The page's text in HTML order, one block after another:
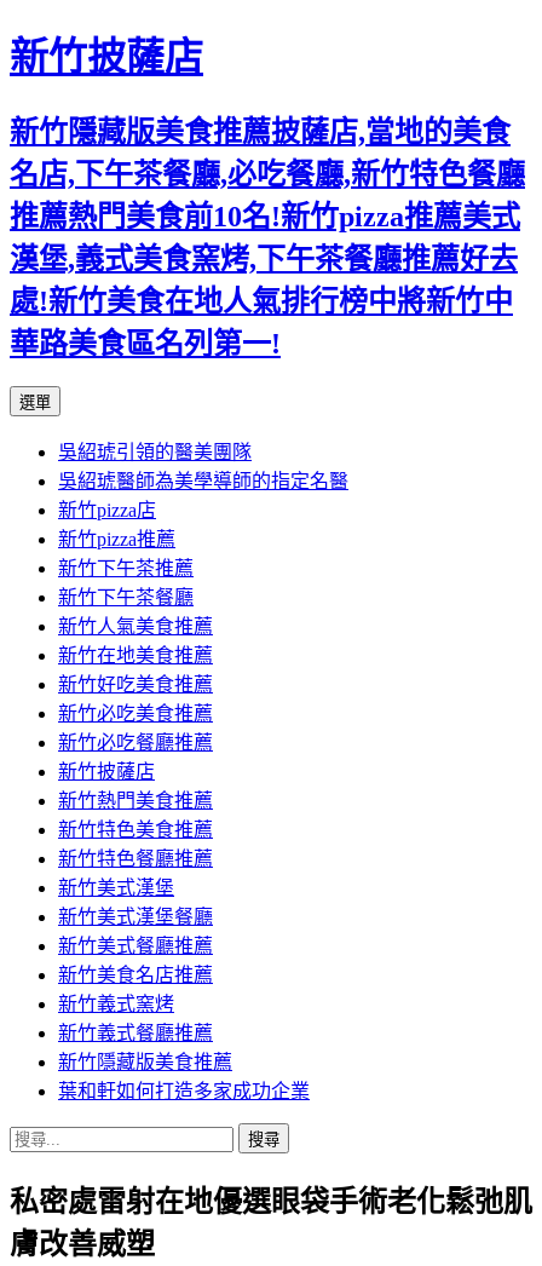
新竹披薩店
新竹隱藏版美食推薦披薩店,當地的美食
名店,下午茶餐廳,必吃餐廳,新竹特色餐廳
推薦熱門美食前10名!新竹pizza推薦美式
漢堡,義式美食窯烤,下午茶餐廳推薦好去
處!新竹美食在地人氣排行榜中將新竹中
華路美食區名列第一!
選單
主
要
內
容
吳紹琥引領的醫美團隊
吳紹琥醫師為美學導師的指定名醫
新竹pizza店
新竹pizza推薦
新竹下午茶推薦
新竹下午茶餐廳
新竹人氣美食推薦
新竹在地美食推薦
新竹好吃美食推薦
新竹必吃美食推薦
新竹必吃餐廳推薦
新竹披薩店
新竹熱門美食推薦
新竹特色美食推薦
新竹特色餐廳推薦
新竹美式漢堡
新竹美式漢堡餐廳
新竹美式餐廳推薦
新竹美食名店推薦
新竹義式窯烤
新竹義式餐廳推薦
新竹隱藏版美食推薦
葉和軒如何打造多家成功企業
搜
關
鍵
字:
私密處雷射在地優選眼袋手術老化鬆弛肌
膚改善威塑